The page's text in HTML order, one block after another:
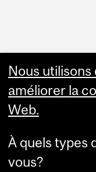
Carrière au Neuro
Nous
améliorer la
Web.
À quels types
vous?